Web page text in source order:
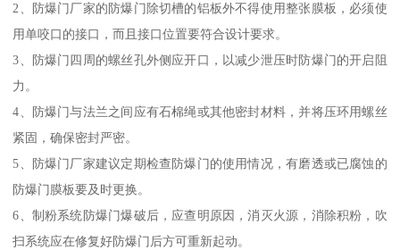
2、防爆门厂家的防爆门除切槽的铝板外不得使用整张膜板，必须使
用单咬口的接口，而且接口位置要符合设计要求。
3、防爆门四周的螺丝孔外侧应开口，以减少泄压时防爆门的开启阻
力。
4、防爆门与法兰之间应有石棉绳或其他密封材料，并将压环用螺丝
紧固，确保密封严密。
5、防爆门厂家建议定期检查防爆门的使用情况，有磨透或已腐蚀的
防爆门膜板要及时更换。
6、制粉系统防爆门爆破后，应查明原因，消灭火源，消除积粉，吹
扫系统应在修复好防爆门后方可重新起动。